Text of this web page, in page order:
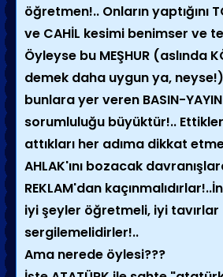
öğretmen!.. Onların yaptığını
ve CAHİL kesimi benimser ve
Öyleyse bu MEŞHUR (aslında
demek daha uygun ya,
bunlara yer veren BASIN-
sorumluluğu büyüktür!..
attıkları her adıma dikkat
AHLAK'ını bozacak
REKLAM'dan
iyi şeyler öğretmeli, iyi tavırlar
sergilemelidirler!..
Ama nerede öylesi???